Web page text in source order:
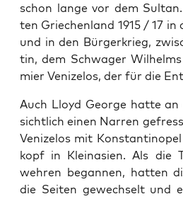
schon lan­ge vor dem
ten Grie­chen­land 1915 / 17
und in den Bür­ger­krieg,
tin, dem Schwa­ger
mier Veni­zelos, der für die
Auch Lloyd Geor­ge hat­te
sicht­lich einen Nar­ren
Veni­zelos mit
kopf in Klein­asi­en. Als die
weh­ren began­nen, hat­ten
die Sei­ten gewech­selt und